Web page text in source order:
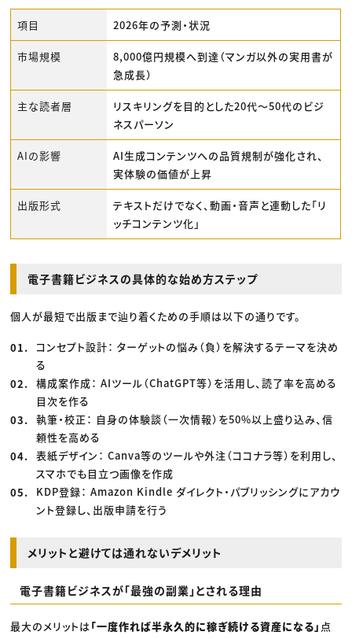
項目 2026年の予測・状況
市場規模
8,000億円規模へ到達（マンガ以外の実用書が
急成長）
主な読者層
リスキリングを目的とした20代〜50代のビジ
ネスパーソン
AIの影響
AI生成コンテンツへの品質規制が強化され、
実体験の価値が上昇
出版形式
テキストだけでなく、動画・音声と連動した「リ
ッチコンテンツ化」
電子書籍ビジネスの具体的な始め方ステップ
個人が最短で出版まで辿り着くための手順は以下の通りです。
コンセプト設計： ターゲットの悩み（負）を解決するテーマを決め
る
構成案作成： AIツール（ChatGPT等）を活用し、読了率を高める
目次を作る
執筆・校正： 自身の体験談（一次情報）を50%以上盛り込み、信
頼性を高める
表紙デザイン： Canva等のツールや外注（ココナラ等）を利用し、
スマホでも目立つ画像を作成
KDP登録： Amazon Kindle ダイレクト・パブリッシングにアカウ
ント登録し、出版申請を行う
メリットと避けては通れないデメリット
電子書籍ビジネスが「最強の副業」とされる理由
最大のメリットは 「一度作れば半永久的に稼ぎ続ける資産になる」 点